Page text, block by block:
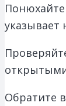
указывает
Обратите